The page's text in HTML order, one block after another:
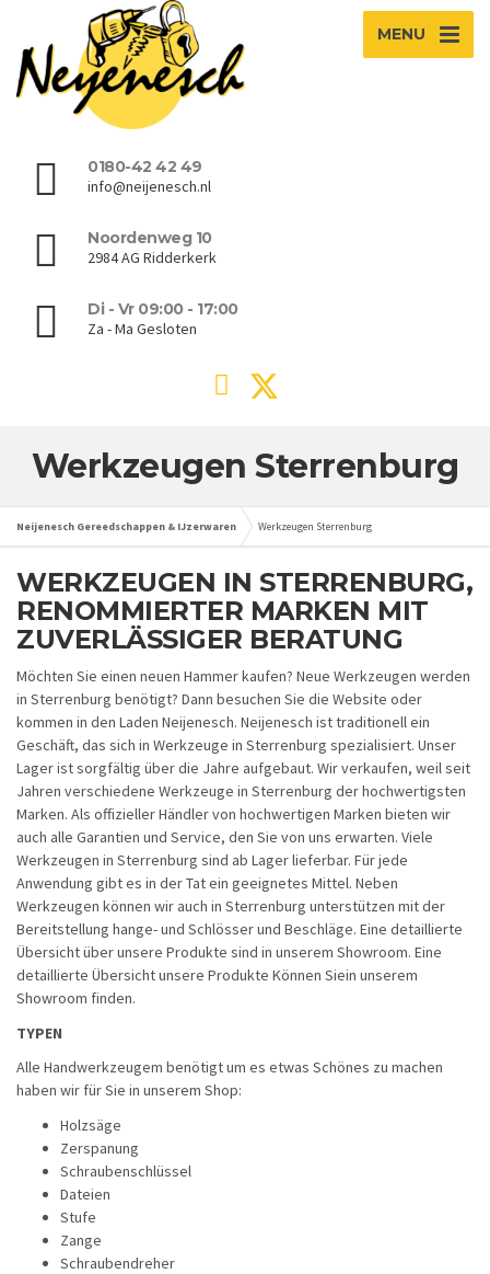
MENU
0180-42 42 49
info@neijenesch.nl
Noordenweg 10
2984 AG Ridderkerk
Di - Vr 09:00 - 17:00
Za - Ma Gesloten
Werkzeugen Sterrenburg
Neijenesch Gereedschappen & IJzerwaren Werkzeugen Sterrenburg
WERKZEUGEN IN STERRENBURG,
RENOMMIERTER MARKEN MIT
ZUVERLÄSSIGER BERATUNG
Möchten Sie einen neuen Hammer kaufen? Neue Werkzeugen werden
in Sterrenburg benötigt? Dann besuchen Sie die Website oder
kommen in den Laden Neijenesch. Neijenesch ist traditionell ein
Geschäft, das sich in Werkzeuge in Sterrenburg spezialisiert. Unser
Lager ist sorgfältig über die Jahre aufgebaut. Wir verkaufen, weil seit
Jahren verschiedene Werkzeuge in Sterrenburg der hochwertigsten
Marken. Als offizieller Händler von hochwertigen Marken bieten wir
auch alle Garantien und Service, den Sie von uns erwarten. Viele
Werkzeugen in Sterrenburg sind ab Lager lieferbar. Für jede
Anwendung gibt es in der Tat ein geeignetes Mittel. Neben
Werkzeugen können wir auch in Sterrenburg unterstützen mit der
Bereitstellung hange- und Schlösser und Beschläge. Eine detaillierte
Übersicht über unsere Produkte sind in unserem Showroom. Eine
detaillierte Übersicht unsere Produkte Können Siein unserem
Showroom finden.
TYPEN
Alle Handwerkzeugem benötigt um es etwas Schönes zu machen
haben wir für Sie in unserem Shop:
Holzsäge
Zerspanung
Schraubenschlüssel
Dateien
Stufe
Zange
Schraubendreher